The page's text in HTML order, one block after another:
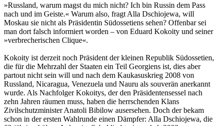
»Russland, warum magst du mich nicht? Ich bin Russin dem Pass
nach und im Geiste.« Warum also, fragt Alla Dschiojewa, will
Moskau sie nicht als Präsidentin Südossetiens sehen? Offenbar sei
man dort falsch informiert worden – von Eduard Kokoity und seiner
»verbrecherischen Clique«.
Kokoity ist derzeit noch Präsident der kleinen Republik Südossetien,
die für die Mehrzahl der Staaten ein Teil Georgiens ist, dies aber
partout nicht sein will und nach dem Kaukasuskrieg 2008 von
Russland, Nicaragua, Venezuela und Nauru als souverän anerkannt
wurde. Als Nachfolger Kokoitys, der den Präsidentensessel nach
zehn Jahren räumen muss, haben die herrschenden Klans
Zivilschutzminister Anatoli Bibilow ausersehen. Doch der bekam
schon in der ersten Wahlrunde einen Dämpfer: Alla Dschiojewa, die